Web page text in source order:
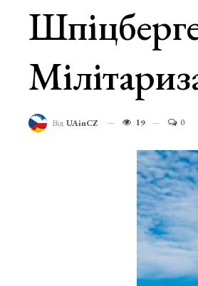
Від UAinCZ 19 0